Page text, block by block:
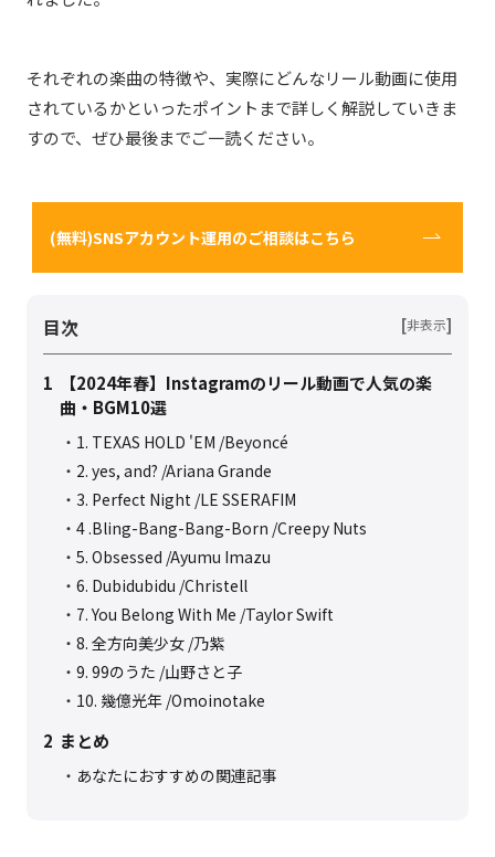
それぞれの楽曲の特徴や、実際にどんなリール動画に使用
されているかといったポイントまで詳しく解説していきま
すので、ぜひ最後までご一読ください。
(無料)SNSアカウント運用のご相談はこちら
目次 [非表示]
1
【2024年春】Instagramのリール動画で人気の楽
曲・BGM10選
1. TEXAS HOLD 'EM /Beyoncé
2. yes, and? /Ariana Grande
3. Perfect Night /LE SSERAFIM
4 .Bling-Bang-Bang-Born /Creepy Nuts
5. Obsessed /Ayumu Imazu
6. Dubidubidu /Christell
7. You Belong With Me /Taylor Swift
8. 全方向美少女 /乃紫
9. 99のうた /山野さと子
10. 幾億光年 /Omoinotake
2 まとめ
あなたにおすすめの関連記事